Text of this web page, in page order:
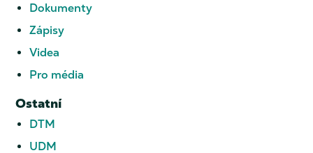
Dokumenty
Zápisy
Videa
Pro média
Ostatní
DTM
UDM